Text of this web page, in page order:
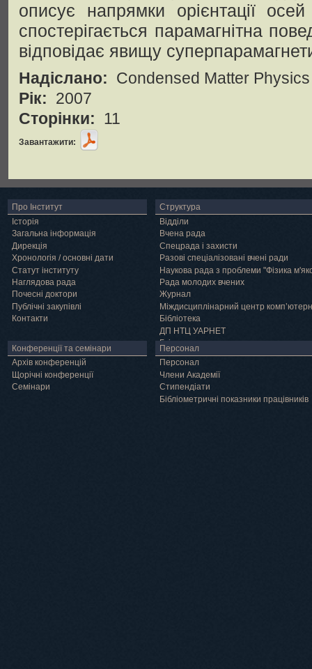
описує напрямки орієнтації
спостерігається парамагнітна
відповідає явищу
Надіслано: Condensed Matter Physics
Рік: 2007
Сторінки: 11
Завантажити:
Про Інститут
Історія
Загальна інформація
Дирекція
Хронологія / основні дати
Статут інституту
Наглядова рада
Почесні доктори
Публічні закупівлі
Контакти
Структура
Відділи
Вчена рада
Спецрада і захисти
Разові спеціалізовані вчені ради
Наукова рада з проблеми "Фізика
Рада молодих вчених
Журнал
Міждисциплінарний центр
Бібліотека
ДП НТЦ УАРНЕТ
Грід
Конференції та семінари
Архів конференцій
Щорічні конференції
Семінари
Персонал
Персонал
Члени Академії
Cтипендіати
Бібліометричні показники працівників